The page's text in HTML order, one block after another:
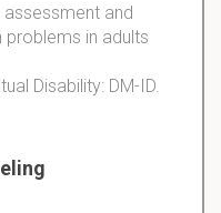
and
in adults
Disability: DM-ID.